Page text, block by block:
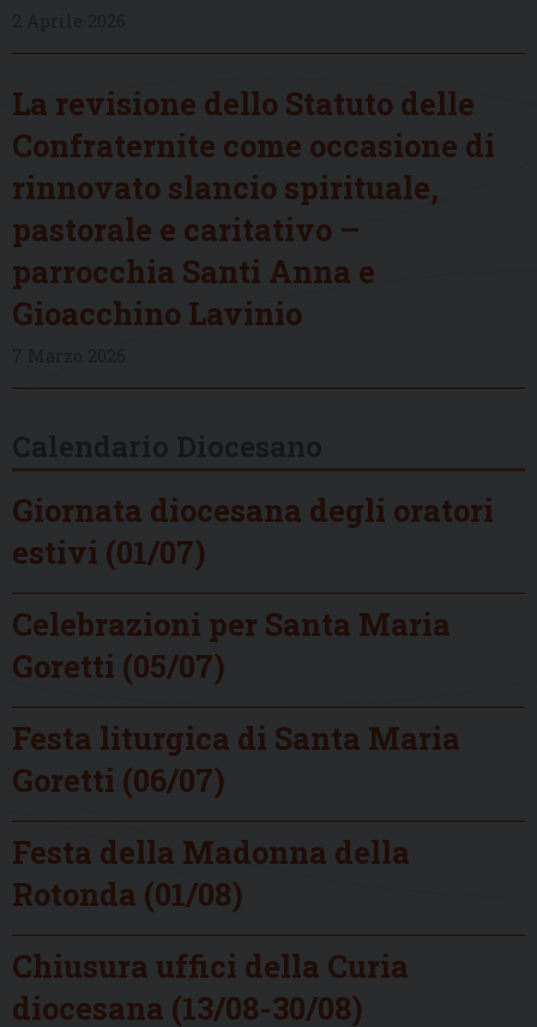
La revisione dello Statuto delle
Confraternite come occasione di
rinnovato slancio spirituale,
pastorale e caritativo –
parrocchia Santi Anna e
Gioacchino Lavinio
Giornata diocesana degli oratori
estivi (01/07)
Celebrazioni per Santa Maria
Goretti (05/07)
Festa liturgica di Santa Maria
Goretti (06/07)
Festa della Madonna della
Rotonda (01/08)
Chiusura uffici della Curia
diocesana (13/08-30/08)